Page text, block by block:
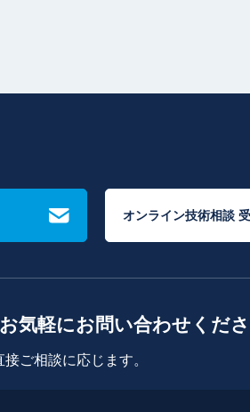
オンライン技術相談
気軽にお問い合わせくださ
ご相談に応じます。